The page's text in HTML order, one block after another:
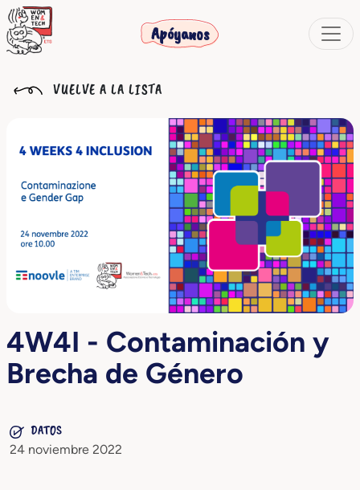
Apóyanos
VUELVE A LA LISTA
4W4I - Contaminación y
Brecha de Género
DATOS
24 noviembre 2022